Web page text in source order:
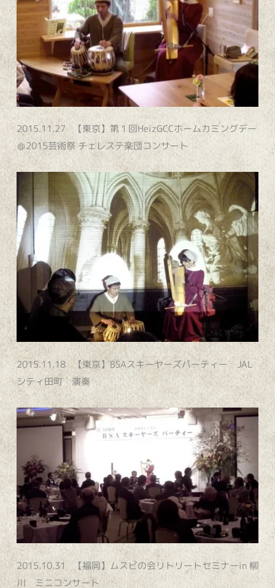
2015.11.27 【東京】第１回HeizGCCホームカミングデー
＠2015芸術祭 チェレステ楽団コンサート
2015.11.18 【東京】BSAスキーヤーズパーティー JAL
シティ田町 演奏
2015.10.31 【福岡】ムスビの会リトリートセミナーin 柳
川 ミニコンサート